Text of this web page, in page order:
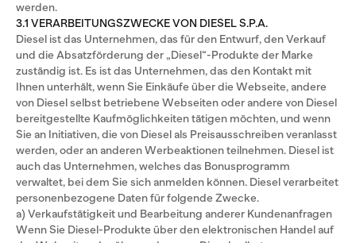
werden.
3.1 VERARBEITUNGSZWECKE VON DIESEL S.P.A.
Diesel ist das Unternehmen, das für den Entwurf, den Verkauf
und die Absatzförderung der „Diesel“-Produkte der Marke
zuständig ist. Es ist das Unternehmen, das den Kontakt mit
Ihnen unterhält, wenn Sie Einkäufe über die Webseite, andere
von Diesel selbst betriebene Webseiten oder andere von Diesel
bereitgestellte Kaufmöglichkeiten tätigen möchten, und wenn
Sie an Initiativen, die von Diesel als Preisausschreiben veranlasst
werden, oder an anderen Werbeaktionen teilnehmen. Diesel ist
auch das Unternehmen, welches das Bonusprogramm
verwaltet, bei dem Sie sich anmelden können. Diesel verarbeitet
personenbezogene Daten für folgende Zwecke.
a) Verkaufstätigkeit und Bearbeitung anderer Kundenanfragen
Wenn Sie Diesel-Produkte über den elektronischen Handel auf